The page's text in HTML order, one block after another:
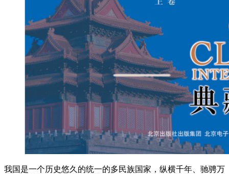
我国是一个历史悠久的统一的多民族国家，纵横千年、驰骋万